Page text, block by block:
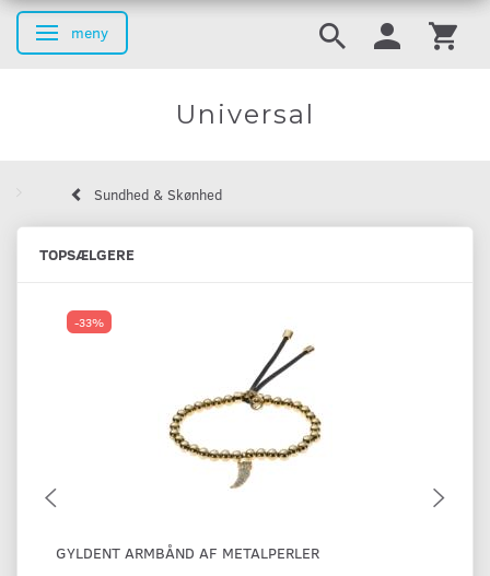
Ändra navigering
meny
Universal
Sundhed & Skønhed
TOPSÆLGERE
-33%
GYLDENT ARMBÅND AF METALPERLER